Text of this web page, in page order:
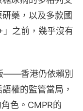
藥，以及多款國
之前，幾乎沒有
——香港仍依賴別
權的監管當局，
色。CMPR的